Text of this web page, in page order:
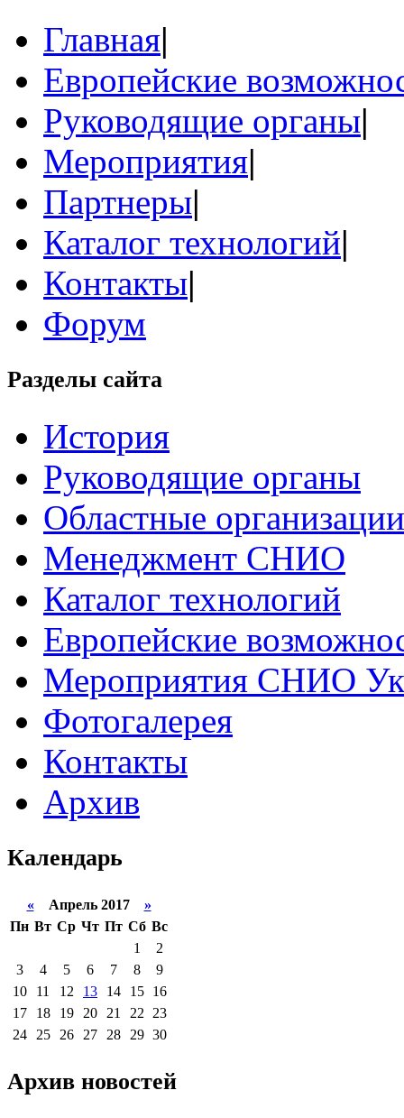
Главная|
Европейские
Руководящие органы|
Мероприятия|
Партнеры|
Каталог технологий|
Контакты|
Форум
Разделы сайта
История
Руководящие органы
Областные организации
Менеджмент СНИО
Каталог технологий
Европейские
Мероприятия СНИО
Фотогалерея
Контакты
Архив
Календарь
«Апрель 2017 »
Пн Вт Ср Чт Пт Сб Вс
1
2
3
4 5 6 7 8
9
10
11 12 13 14 15 16
17
18 19 20 21 22
23
24
25 26 27 28 29 30
Архив новостей